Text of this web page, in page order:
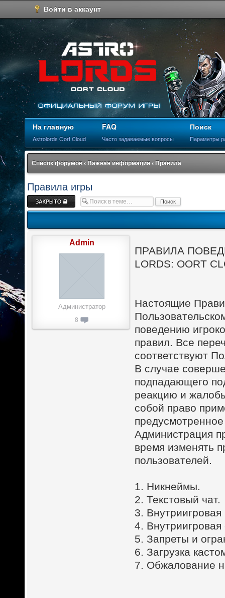
Войти в аккаунт
На главную
Astrolords Oort Cloud
FAQ
Часто задаваемые вопросы
Поиск
Параметры
Список форумов ‹ Важная информация ‹ Правила
Правила игры
Закрыто
ПРАВИЛА
LORDS: OORT
Настоящие
поведению
правил. Все
соответствуют
В случае
подпадающего
реакцию и
собой право
Администрация
время изменять
пользователей.
1. Никнеймы.
2. Текстовый чат.
3. Внутриигровая
4.
5. Запреты и
6. Загрузка
7. Обжалование
Admin
Администратор
8